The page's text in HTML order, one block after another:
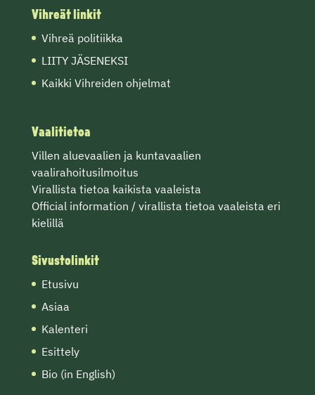
Vihreät linkit
Vihreä politiikka
LIITY JÄSENEKSI
Kaikki Vihreiden ohjelmat
Vaalitietoa
Villen aluevaalien ja kuntavaalien
vaalirahoitusilmoitus
Virallista tietoa kaikista vaaleista
Official information / virallista tietoa vaaleista eri
kielillä
Sivustolinkit
Etusivu
Asiaa
Kalenteri
Esittely
Bio (in English)